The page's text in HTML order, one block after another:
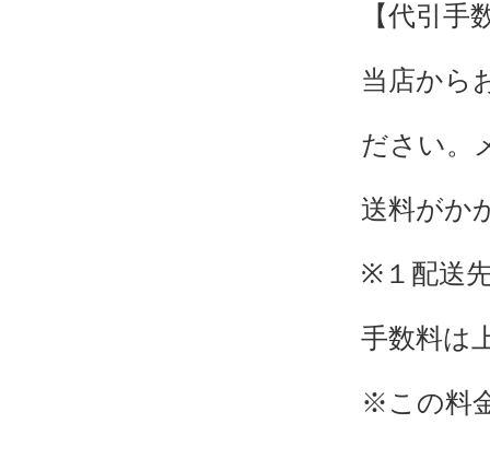
【代引手
当店から
ださい。
送料がか
※１配送
手数料は
※この料